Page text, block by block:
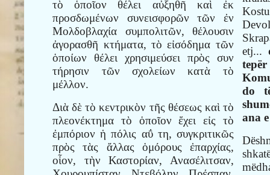
τὸ ὁποῖον θέλει αὐξηθῆ καὶ ἐκ
προσδωμένων συνεισφορῶν τῶν ἐν
Μολδοβλαχία συμπολιτῶν, θέλουσιν
ἀγορασθῆ κτήματα, τὸ εἰσόδημα τῶν
ὁποίων θέλει χρησιμεύσει πρὸς συν
τήρησιν τῶν σχολείων κατὰ τὸ
μέλλον.
Διὰ δὲ τὸ κεντρικὸν τῆς θέσεως καὶ τὸ
πλεονέκτημα τὸ ὁποῖον ἔχει εἰς τὸ
ἐμπόριον ἡ πόλις αΰ τη, συγκριτικῶς
πρὸς τὰς ἄλλας ὁμόρους ἐπαρχίας,
οἷον, τὴν Καστορίαν, Ανασέλιτσαν,
etj...
do
ana